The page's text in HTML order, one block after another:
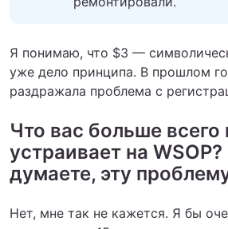
Я понимаю, что $3 —
уже дело принципа. В прошлом
раздражала проблема с
Что вас больше всего
устраивает на
думаете, эту
Нет, мне так не кажется. Я бы